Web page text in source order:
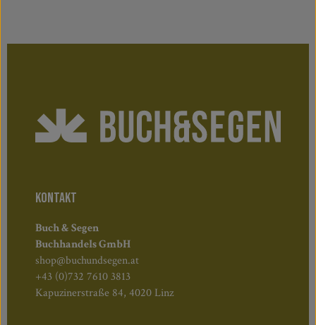
KONTAKT
Buch & Segen
Buchhandels GmbH
shop@buchundsegen.at
+43 (0)732 7610 3813
Kapuzinerstraße 84, 4020 Linz